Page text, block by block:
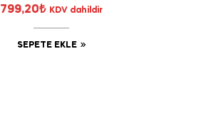
799,20₺ KDV dahildir
SEPETE EKLE